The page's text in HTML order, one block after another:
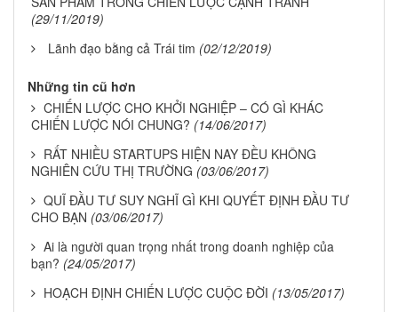
(29/11/2019)
Lãnh đạo bằng cả Trái tim (02/12/2019)
Những tin cũ hơn
CHIẾN LƯỢC CHO KHỞI NGHIỆP – CÓ GÌ KHÁC
CHIẾN LƯỢC NÓI CHUNG? (14/06/2017)
RẤT NHIỀU STARTUPS HIỆN NAY ĐỀU KHÔNG
NGHIÊN CỨU THỊ TRƯỜNG (03/06/2017)
QUĨ ĐẦU TƯ SUY NGHĨ GÌ KHI QUYẾT ĐỊNH ĐẦU TƯ
CHO BẠN (03/06/2017)
Ai là người quan trọng nhất trong doanh nghiệp của
bạn? (24/05/2017)
HOẠCH ĐỊNH CHIẾN LƯỢC CUỘC ĐỜI (13/05/2017)